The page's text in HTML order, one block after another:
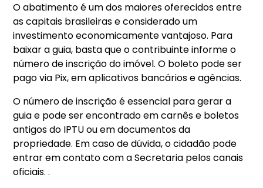
O abatimento é um dos maiores oferecidos entre
as capitais brasileiras e considerado um
investimento economicamente vantajoso. Para
baixar a guia, basta que o contribuinte informe o
número de inscrição do imóvel. O boleto pode ser
pago via Pix, em aplicativos bancários e agências.
O número de inscrição é essencial para gerar a
guia e pode ser encontrado em carnês e boletos
antigos do IPTU ou em documentos da
propriedade. Em caso de dúvida, o cidadão pode
entrar em contato com a Secretaria pelos canais
oficiais. .